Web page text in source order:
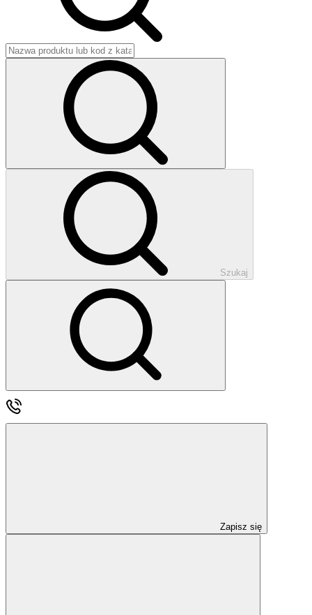
Szukaj
Zapisz się